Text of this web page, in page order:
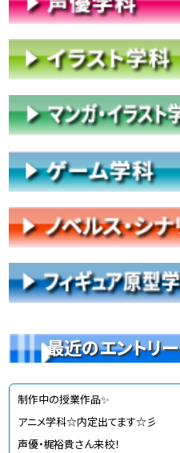
最近のエントリー
制作中の授業作品✨
アニメ学科☆内定出てます☆彡
声優・梶裕貴さん来校！